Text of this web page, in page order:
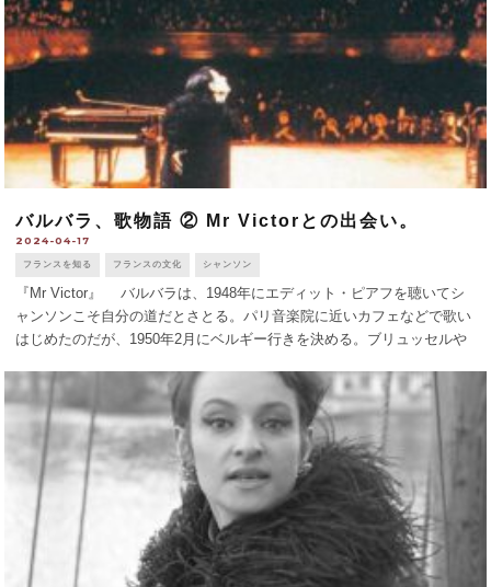
バルバラ、歌物語 ② Mr Victorとの出会い。
2024-04-17
フランスを知る フランスの文化 シャンソン
『Mr Victor』 バルバラは、1948年にエディット・ピアフを聴いてシ
ャンソンこそ自分の道だとさとる。パリ音楽院に近いカフェなどで歌い
はじめたのだが、1950年2月にベルギー行きを決める。ブリュッセルや